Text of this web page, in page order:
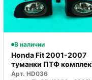
В наличии
Honda Fit 2001-2007
туманки ПТФ
Арт. HD036